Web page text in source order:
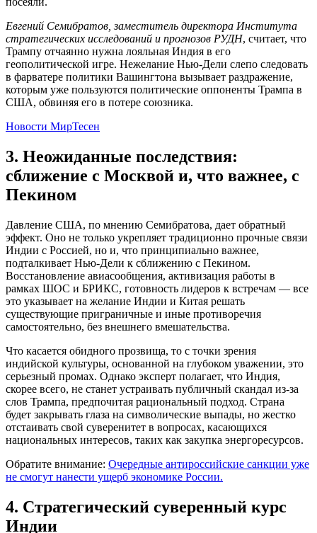
Евгений Семибратов, заместитель директора Института
стратегических исследований и прогнозов РУДН, считает, что
Трампу отчаянно нужна лояльная Индия в его
геополитической игре. Нежелание Нью-Дели слепо следовать
в фарватере политики Вашингтона вызывает раздражение,
которым уже пользуются политические оппоненты Трампа в
США, обвиняя его в потере союзника.
Новости МирТесен
3. Неожиданные последствия:
сближение с Москвой и, что важнее, с
Пекином
Давление США, по мнению Семибратова, дает обратный
эффект. Оно не только укрепляет традиционно прочные связи
Индии с Россией, но и, что принципиально важнее,
подталкивает Нью-Дели к сближению с Пекином.
Восстановление авиасообщения, активизация работы в
рамках ШОС и БРИКС, готовность лидеров к встречам — все
это указывает на желание Индии и Китая решать
существующие приграничные и иные противоречия
самостоятельно, без внешнего вмешательства.
Что касается обидного прозвища, то с точки зрения
индийской культуры, основанной на глубоком уважении, это
серьезный промах. Однако эксперт полагает, что Индия,
скорее всего, не станет устраивать публичный скандал из-за
слов Трампа, предпочитая рациональный подход. Страна
будет закрывать глаза на символические выпады, но жестко
отстаивать свой суверенитет в вопросах, касающихся
национальных интересов, таких как закупка энергоресурсов.
Обратите внимание: Очередные антироссийские санкции уже
не смогут нанести ущерб экономике России.
4. Стратегический суверенный курс
Индии